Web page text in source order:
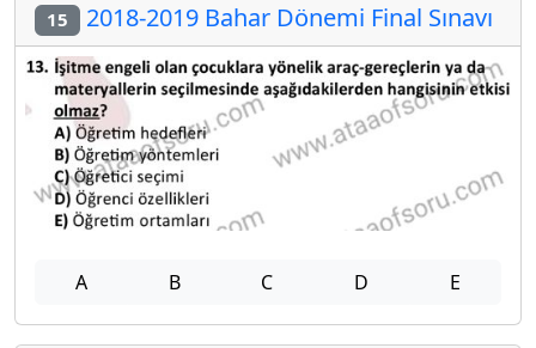
15 2018-2019 Bahar Dönemi Final Sınavı
A B C D E